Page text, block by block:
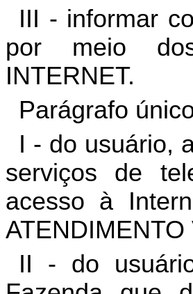
III - informar
por meio dos
INTERNET.
Parágrafo
I - do usuário,
serviços de
acesso à
II - do